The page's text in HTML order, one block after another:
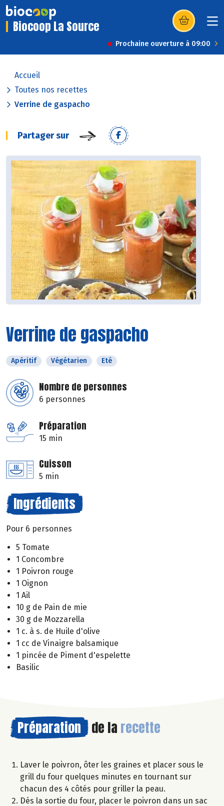
Biocoop La Source (s’ouvre dans
Prochaine ouverture à 09:00
Accueil
Toutes nos recettes
Verrine de gaspacho
Partager sur
Verrine de gaspacho
Apéritif Végétarien Eté
Nombre de personnes
6 personnes
Préparation
15 min
Cuisson
5 min
Ingrédients
Pour 6 personnes
5 Tomate
1 Concombre
1 Poivron rouge
1 Oignon
1 Ail
10 g de Pain de mie
30 g de Mozzarella
1 c. à s. de Huile d'olive
1 cc de Vinaigre balsamique
1 pincée de Piment d'espelette
Basilic
Préparation de la recette
Laver le poivron, ôter les graines et placer sous le
grill du four quelques minutes en tournant sur
chacun des 4 côtés pour griller la peau.
Dés la sortie du four, placer le poivron dans un sac